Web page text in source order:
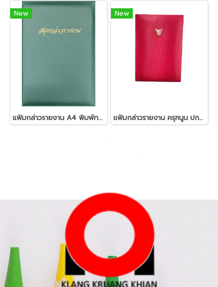
New
แฟ้มกล่าวรายงาน A4 พิมพ์ทอง ปกหนัง
New
แฟ้มกล่าวรายงาน ครุฑนูน ปกผ้า